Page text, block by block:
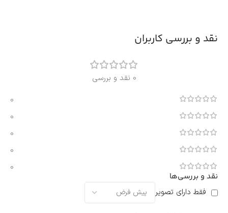
نقد و بررسی کاربران
0 نقد و بررسی
0
0
0
0
0
نقد و بررسی‌ها
فقط دارای تصویر